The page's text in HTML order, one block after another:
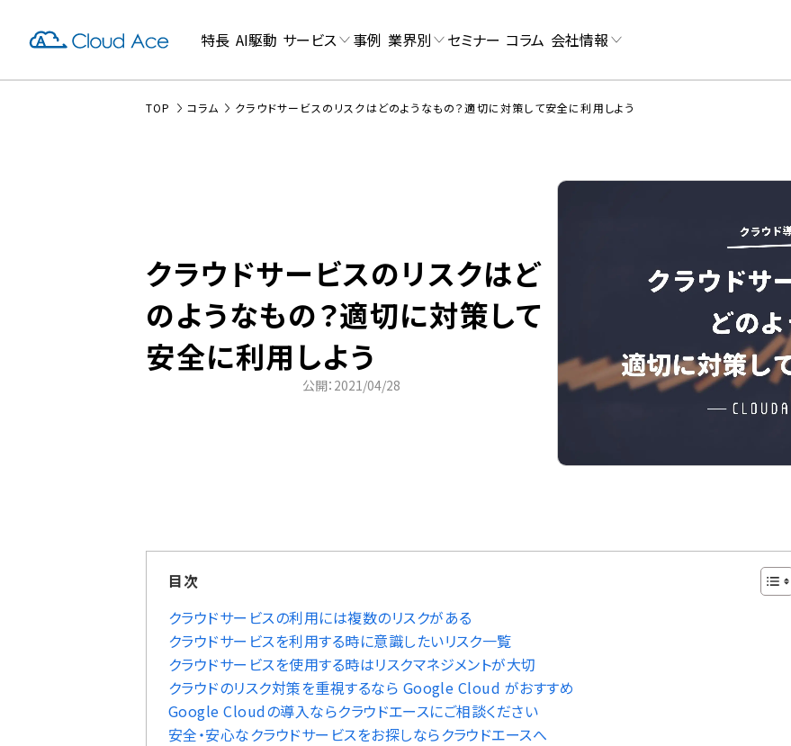
特長 AI駆動 サービス 事例 業界別 セミナー コラム 会社情報
TOP コラム クラウドサービスのリスクはどのようなもの？適切に対策して安全に利用しよう
クラウドサービスのリスクはど
のようなもの？適切に対策して
安全に利用しよう
公開：2021/04/28
目次
クラウドサービスの利用には複数のリスクがある
クラウドサービスを利用する時に意識したいリスク一覧
クラウドサービスを使用する時はリスクマネジメントが大切
クラウドのリスク対策を重視するなら Google Cloud がおすすめ
Google Cloudの導入ならクラウドエースにご相談ください
安全・安心なクラウドサービスをお探しならクラウドエースへ